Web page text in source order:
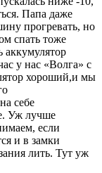
Папа даже
прогревать, но
спать тоже
аккумулятор
у нас «Волга» с
хороший,и мы
себе
Уж лучше
если
и в замки
лить. Тут уж